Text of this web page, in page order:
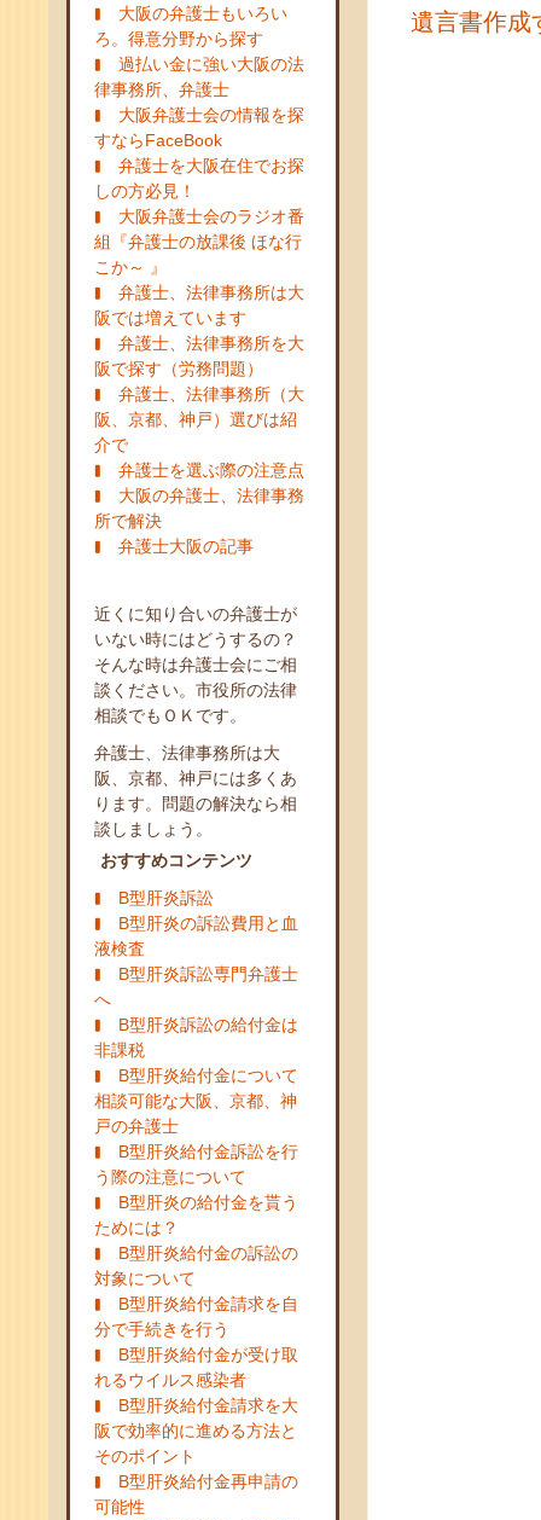
大阪の弁護士もいろい
ろ。得意分野から探す
過払い金に強い大阪の法
律事務所、弁護士
大阪弁護士会の情報を探
すならFaceBook
弁護士を大阪在住でお探
しの方必見！
大阪弁護士会のラジオ番
組『弁護士の放課後 ほな行
こか～ 』
弁護士、法律事務所は大
阪では増えています
弁護士、法律事務所を大
阪で探す（労務問題）
弁護士、法律事務所（大
阪、京都、神戸）選びは紹
介で
弁護士を選ぶ際の注意点
大阪の弁護士、法律事務
所で解決
弁護士大阪の記事
近くに知り合いの弁護士が
いない時にはどうするの？
そんな時は弁護士会にご相
談ください。市役所の法律
相談でもＯＫです。
弁護士、法律事務所は大
阪、京都、神戸には多くあ
ります。問題の解決なら相
談しましょう。
おすすめコンテンツ
B型肝炎訴訟
B型肝炎の訴訟費用と血
液検査
B型肝炎訴訟専門弁護士
へ
B型肝炎訴訟の給付金は
非課税
B型肝炎給付金について
相談可能な大阪、京都、神
戸の弁護士
B型肝炎給付金訴訟を行
う際の注意について
B型肝炎の給付金を貰う
ためには？
B型肝炎給付金の訴訟の
対象について
B型肝炎給付金請求を自
分で手続きを行う
B型肝炎給付金が受け取
れるウイルス感染者
B型肝炎給付金請求を大
阪で効率的に進める方法と
そのポイント
B型肝炎給付金再申請の
可能性
遺言書作成